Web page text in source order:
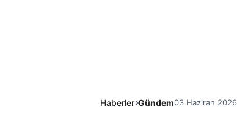
Haberler Gündem03 Haziran